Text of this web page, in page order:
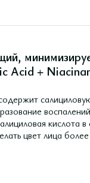
Acid +
кислота
цвет лица